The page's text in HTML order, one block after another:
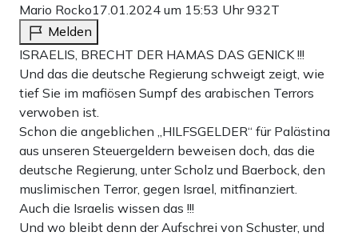
Mario Rocko17.01.2024 um 15:53 Uhr932T
Melden
ISRAELIS, BRECHT DER HAMAS DAS GENICK !!!
Und das die deutsche Regierung schweigt zeigt, wie
tief Sie im mafiösen Sumpf des arabischen Terrors
verwoben ist.
Schon die angeblichen ,,HILFSGELDER“ für Palästina
aus unseren Steuergeldern beweisen doch, das die
deutsche Regierung, unter Scholz und Baerbock, den
muslimischen Terror, gegen Israel, mitfinanziert.
Auch die Israelis wissen das !!!
Und wo bleibt denn der Aufschrei von Schuster, und